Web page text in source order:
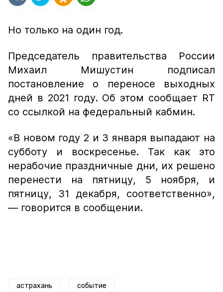
Но только на один год.
Председатель правительства России
Михаил Мишустин подписал
постановление о переносе выходных
дней в 2021 году. Об этом сообщает RT
со ссылкой на федеральный кабмин.
«В новом году 2 и 3 января выпадают на
субботу и воскресенье. Так как это
нерабочие праздничные дни, их решено
перенести на пятницу, 5 ноября, и
пятницу, 31 декабря, соответственно»,
— говорится в сообщении.
астрахань событие